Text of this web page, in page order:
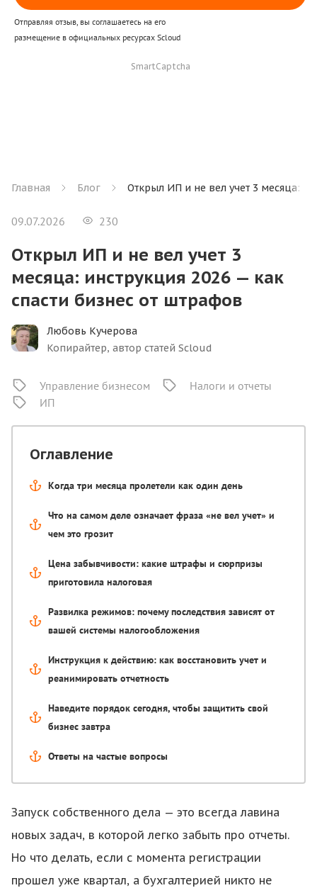
Отправляя отзыв, вы соглашаетесь на его
размещение в официальных ресурсах Scloud
SmartCaptcha
Главная Блог Открыл ИП и не вел учет 3 месяца:
09.07.2026 230
Открыл ИП и не вел учет 3
месяца: инструкция 2026 — как
спасти бизнес от штрафов
Любовь Кучерова
Копирайтер, автор статей Scloud
Управление бизнесом
Налоги и отчеты
ИП
Оглавление
Когда три месяца пролетели как один день
Что на самом деле означает фраза «не вел учет» и
чем это грозит
Цена забывчивости: какие штрафы и сюрпризы
приготовила налоговая
Развилка режимов: почему последствия зависят от
вашей системы налогообложения
Инструкция к действию: как восстановить учет и
реанимировать отчетность
Наведите порядок сегодня, чтобы защитить свой
бизнес завтра
Ответы на частые вопросы
Запуск собственного дела — это всегда лавина
новых задач, в которой легко забыть про отчеты.
Но что делать, если с момента регистрации
прошел уже квартал, а бухгалтерией никто не